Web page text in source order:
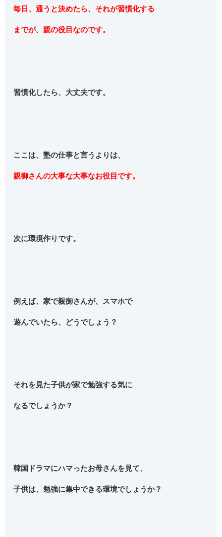
毎日、通うと決めたら、それが習慣化する
までが、親の役目なのです。
習慣化したら、大丈夫です。
ここは、塾の仕事と言うよりは、
親御さんの大事な大事なお役目です。
次に環境作りです。
例えば、家で親御さんが、スマホで
遊んでいたら、どうでしょう？
それを見た子供が家で勉強する気に
なるでしょうか？
韓国ドラマにハマったお母さんを見て、
子供は、勉強に集中できる環境でしょうか？